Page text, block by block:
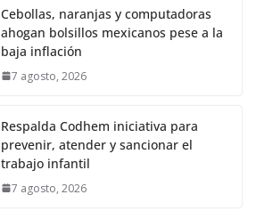
Cebollas, naranjas y computadoras
ahogan bolsillos mexicanos pese a la
baja inflación
7 agosto, 2026
Respalda Codhem iniciativa para
prevenir, atender y sancionar el
trabajo infantil
7 agosto, 2026